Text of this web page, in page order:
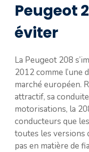
Peugeot
éviter
La Peugeot 208
2012 comme l’une
marché européen.
attractif, sa
motorisations, la
conducteurs que
toutes les versions
pas en matière de